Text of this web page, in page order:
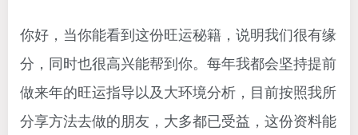
你好，当你能看到这份旺运秘籍，说明我们很有缘
分，同时也很高兴能帮到你。每年我都会坚持提前
做来年的旺运指导以及大环境分析，目前按照我所
分享方法去做的朋友，大多都已受益，这份资料能